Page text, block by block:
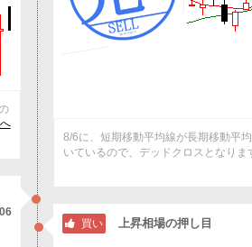
8/6に、短期移動平均線が長期移動平
いているので、デッドクロスとなりま
買い 上昇相場の押し目